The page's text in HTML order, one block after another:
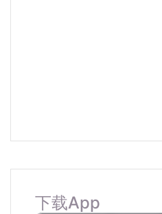
下载App